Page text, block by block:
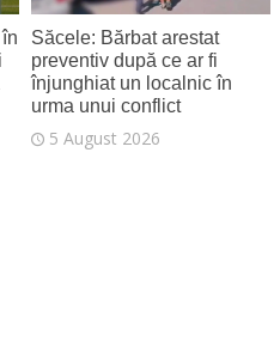
Săcele: Bărbat arestat
preventiv după ce ar fi
înjunghiat un localnic în
urma unui conflict
5 August 2026